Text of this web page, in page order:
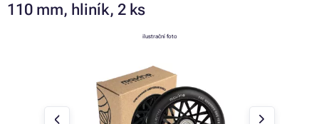
110 mm, hliník, 2 ks
ilustrační foto